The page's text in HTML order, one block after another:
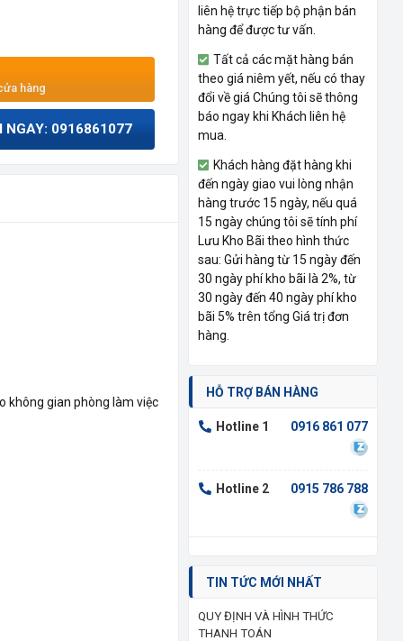
hàng
NGAY: 0916861077
không gian phòng làm việc
liên hệ trực tiếp bộ phận bán
hàng để được tư vấn.
Tất cả các mặt hàng bán
theo giá niêm yết, nếu có thay
đổi về giá Chúng tôi sẽ thông
báo ngay khi Khách liên hệ
mua.
Khách hàng đặt hàng khi
đến ngày giao vui lòng nhận
hàng trước 15 ngày, nếu quá
15 ngày chúng tôi sẽ tính phí
Lưu Kho Bãi theo hình thức
sau: Gửi hàng từ 15 ngày đến
30 ngày phí kho bãi là 2%, từ
30 ngày đến 40 ngày phí kho
bãi 5% trên tổng Giá trị đơn
hàng.
HỖ TRỢ BÁN HÀNG
Hotline 1 0916 861 077
Hotline 2 0915 786 788
TIN TỨC MỚI NHẤT
QUY ĐỊNH VÀ HÌNH THỨC
THANH TOÁN